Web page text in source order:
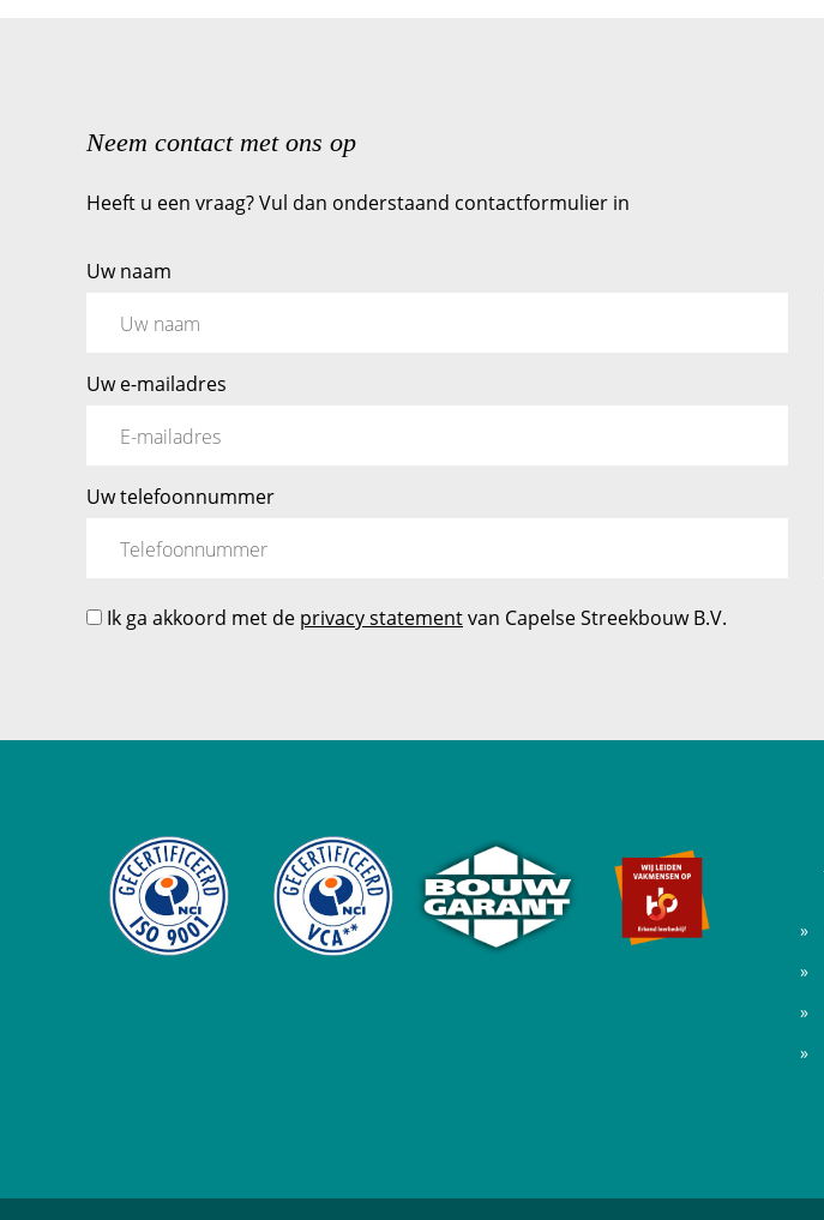
Neem contact met ons op
Heeft u een vraag? Vul dan onderstaand contactformulier in
Uw naam
Uw e-mailadres
Uw telefoonnummer
Ik ga akkoord met de privacy statementvan Capelse Streekbouw B.V.